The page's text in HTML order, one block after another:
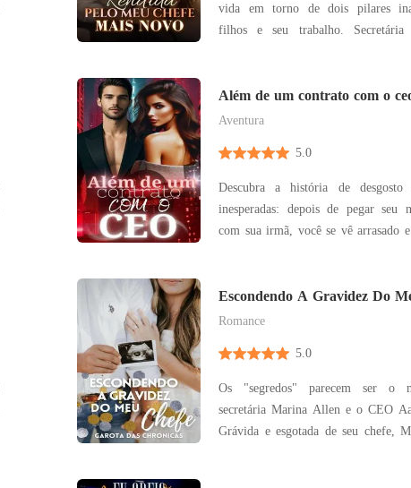
vida em torno de dois pilares
filhos e seu trabalho. Secretária
prazos, audiências e noites
colocou o
Além de um contrato com o
Aventura
5.0
Descubra a história de desgosto
inesperadas: depois de pegar seu
com sua irmã, você se vê arrasado e
em dívida com ele. Mas como
Talvez oferecen
Escondendo A Gravidez Do
Romance
5.0
Os "segredos" parecem ser o
secretária Marina Allen e o CEO
Grávida e esgotada de seu chefe,